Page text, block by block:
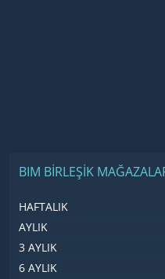
BIM BIRLEŞIK
HAFTALIK
AYLIK
3 AYLIK
6 AYLIK